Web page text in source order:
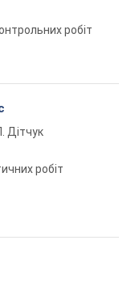
робіт
Дітчук
робіт